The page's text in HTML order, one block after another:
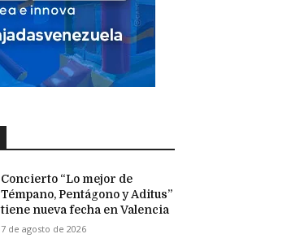
Concierto “Lo mejor de
Témpano, Pentágono y Aditus”
tiene nueva fecha en Valencia
7 de agosto de 2026